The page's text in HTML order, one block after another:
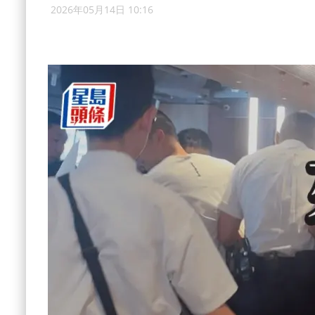
2026年05月14日 10:16